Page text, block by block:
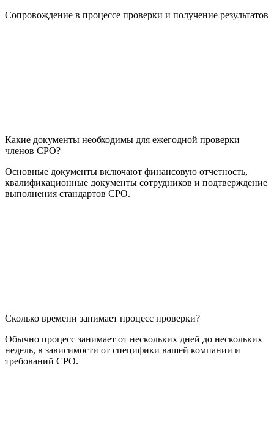
Сопровождение в процессе проверки и получение результатов
Какие документы необходимы для ежегодной проверки
членов СРО?
Основные документы включают финансовую отчетность,
квалификационные документы сотрудников и подтверждение
выполнения стандартов СРО.
Сколько времени занимает процесс проверки?
Обычно процесс занимает от нескольких дней до нескольких
недель, в зависимости от специфики вашей компании и
требований СРО.